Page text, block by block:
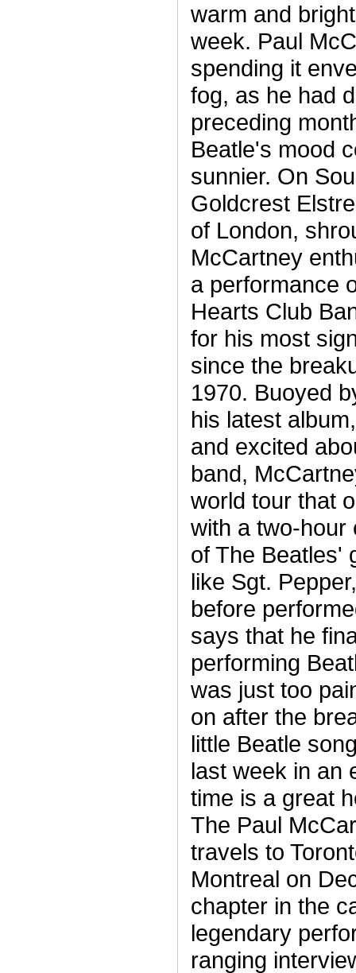
warm and
week. Paul
spending it
fog, as he had
preceding
Beatle's mood
sunnier. On
Goldcrest
of London,
McCartney
a performance
Hearts Club
for his most
since the
1970. Buoyed
his latest
and excited
band,
world tour that
with a two-hour
of The Beatles'
like Sgt.
before
says that he
performing
was just too
on after the
little Beatle
last week in an
time is a great
The Paul
travels to
Montreal on
chapter in the
legendary
ranging